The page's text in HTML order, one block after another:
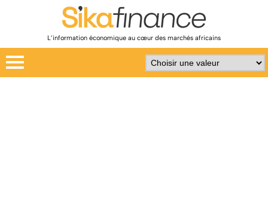
L’information économique au cœur des marchés africains